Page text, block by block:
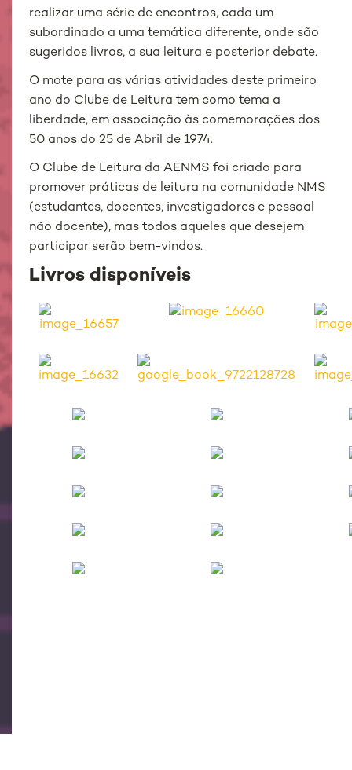
realizar uma série de encontros, cada um
subordinado a uma temática diferente, onde são
sugeridos livros, a sua leitura e posterior debate.
O mote para as várias atividades deste primeiro
ano do Clube de Leitura tem como tema a
liberdade, em associação às comemorações dos
50 anos do 25 de Abril de 1974.
O Clube de Leitura da AENMS foi criado para
promover práticas de leitura na comunidade NMS
(estudantes, docentes, investigadores e pessoal
não docente), mas todos aqueles que desejem
participar serão bem-vindos.
Livros disponíveis